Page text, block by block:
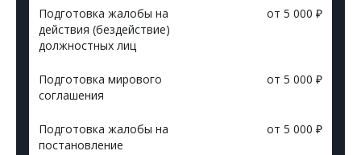
Подготовка жалобы на
действия (бездействие)
должностных лиц
от 5 000 ₽
Подготовка мирового
соглашения
от 5 000 ₽
Подготовка жалобы на
постановление
от 5 000 ₽